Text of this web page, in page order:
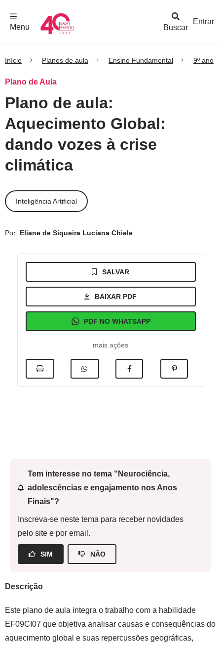
Buscar
Menu
Entrar
Início Planos de aula Ensino Fundamental 9º ano
Plano de Aula
Plano de aula:
Aquecimento Global:
dando vozes à crise
climática
Inteligência Artificial
Por: Eliane de Siqueira Luciana Chiele
SALVAR
BAIXAR PDF
PDF NO WHATSAPP
mais ações
Tem interesse no tema "Neurociência,
adolescências e engajamento nos Anos
Finais"?
Inscreva-se neste tema para receber novidades
pelo site e por email.
SIM NÃO
Descrição
Este plano de aula integra o trabalho com a habilidade
EF09CI07 que objetiva analisar causas e consequências do
aquecimento global e suas repercussões geográficas,